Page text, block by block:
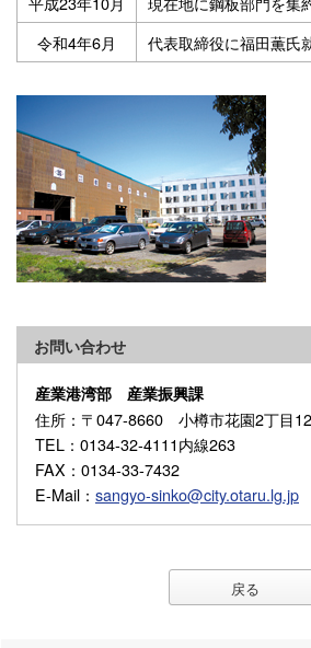
令和4年6月
代表取締役に福田薫氏
お問い合わせ
産業港湾部 産業振興課
住所 ：〒047-8660 小樽市花園2丁目
TEL ：0134-32-4111内線263
FAX ：0134-33-7432
E-Mail ： sangyo-sinko@city.otaru.lg.jp
戻る